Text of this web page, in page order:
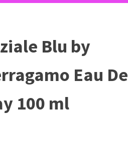
Blu by
Eau De
100 ml